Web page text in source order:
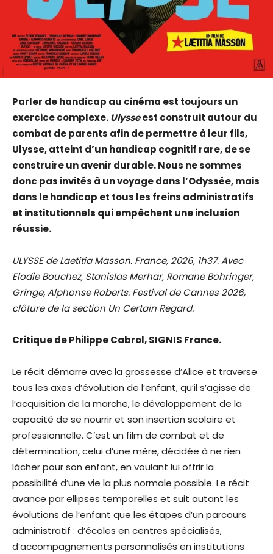
Parler de handicap au cinéma est toujours un
exercice complexe.Ulysseest construit autour du
combat de parents afin de permettre à leur fils,
Ulysse, atteint d’un handicap cognitif rare, de se
construire un avenir durable. Nous ne sommes
donc pas invités à un voyage dans l’Odyssée, mais
dans le handicap et tous les freins administratifs
et institutionnels qui empêchent une inclusion
réussie.
ULYSSE de Laetitia Masson. France, 2026, 1h37. Avec
Elodie Bouchez, Stanislas Merhar, Romane Bohringer,
Gringe, Alphonse Roberts. Festival de Cannes 2026,
clôture de la section Un Certain Regard.
Critique de Philippe Cabrol, SIGNIS France.
Le récit démarre avec la grossesse d’Alice et traverse
tous les axes d’évolution de l’enfant, qu’il s’agisse de
l’acquisition de la marche, le développement de la
capacité de se nourrir et son insertion scolaire et
professionnelle. C’est un film de combat et de
détermination, celui d’une mère, décidée à ne rien
lâcher pour son enfant, en voulant lui offrir la
possibilité d’une vie la plus normale possible. Le récit
avance par ellipses temporelles et suit autant les
évolutions de l’enfant que les étapes d’un parcours
administratif : d’écoles en centres spécialisés,
d’accompagnements personnalisés en institutions